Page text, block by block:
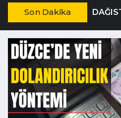
Son Dakika